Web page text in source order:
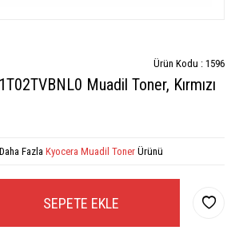
Ürün Kodu : 1596
Muadil Toner, Kırmızı
Daha Fazla Kyocera Muadil Toner Ürünü
SEPETE EKLE